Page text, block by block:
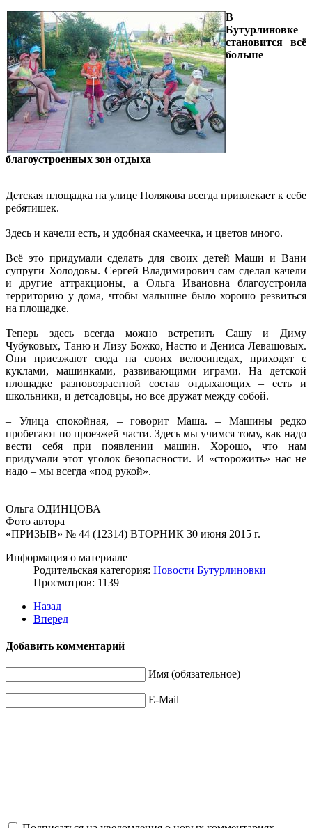
В
Бутурлиновке
становится всё
больше
благоустроенных зон отдыха
Детская площадка на улице Полякова всегда привлекает к себе
ребятишек.
Здесь и качели есть, и удобная скамеечка, и цветов много.
Всё это придумали сделать для своих детей Маши и Вани
супруги Холодовы. Сергей Владимирович сам сделал качели
и другие аттракционы, а Ольга Ивановна благоустроила
территорию у дома, чтобы малышне было хорошо резвиться
на площадке.
Теперь здесь всегда можно встретить Сашу и Диму
Чубуковых, Таню и Лизу Божко, Настю и Дениса Левашовых.
Они приезжают сюда на своих велосипедах, приходят с
куклами, машинками, развивающими играми. На детской
площадке разновозрастной состав отдыхающих – есть и
школьники, и детсадовцы, но все дружат между собой.
– Улица спокойная, – говорит Маша. – Машины редко
пробегают по проезжей части. Здесь мы учимся тому, как надо
вести себя при появлении машин. Хорошо, что нам
придумали этот уголок безопасности. И «сторожить» нас не
надо – мы всегда «под рукой».
Ольга ОДИНЦОВА
Фото автора
«ПРИЗЫВ» № 44 (12314) ВТОРНИК 30 июня 2015 г.
Информация о материале
Родительская категория: Новости Бутурлиновки
Просмотров: 1139
Назад
Вперед
Добавить комментарий
Имя (обязательное)
E-Mail